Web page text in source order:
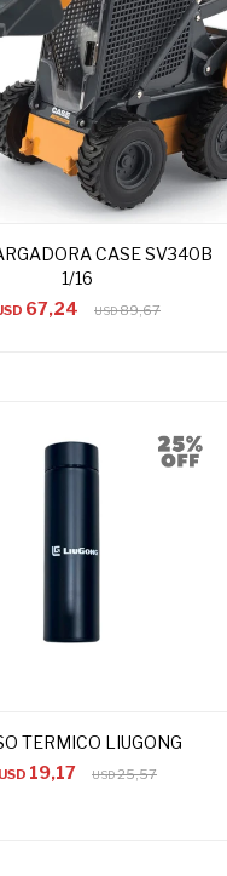
CASE SV340B
1/16
67,24 USD89,67
TERMICO LIUGONG
19,17 USD25,57